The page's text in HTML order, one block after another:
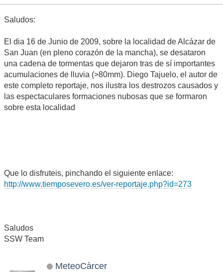
Saludos:
El dia 16 de Junio de 2009, sobre la localidad de Alcázar de
San Juan (en pleno corazón de la mancha), se desataron
una cadena de tormentas que dejaron tras de sí importantes
acumulaciones de lluvia (>80mm). Diego Tajuelo, el autor de
este completo reportaje, nos ilustra los destrozos causados y
las espectaculares formaciones nubosas que se formaron
sobre esta localidad
Que lo disfruteis, pinchando el siguiente enlace:
http://www.tiemposevero.es/ver-reportaje.php?id=273
Saludos
SSW Team
MeteoCàrcer